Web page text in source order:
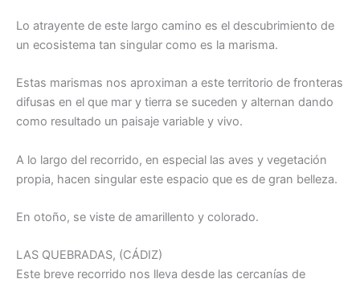
Lo atrayente de este largo camino es el descubrimiento de
un ecosistema tan singular como es la marisma.
Estas marismas nos aproximan a este territorio de fronteras
difusas en el que mar y tierra se suceden y alternan dando
como resultado un paisaje variable y vivo.
A lo largo del recorrido, en especial las aves y vegetación
propia, hacen singular este espacio que es de gran belleza.
En otoño, se viste de amarillento y colorado.
LAS QUEBRADAS, (CÁDIZ)
Este breve recorrido nos lleva desde las cercanías de